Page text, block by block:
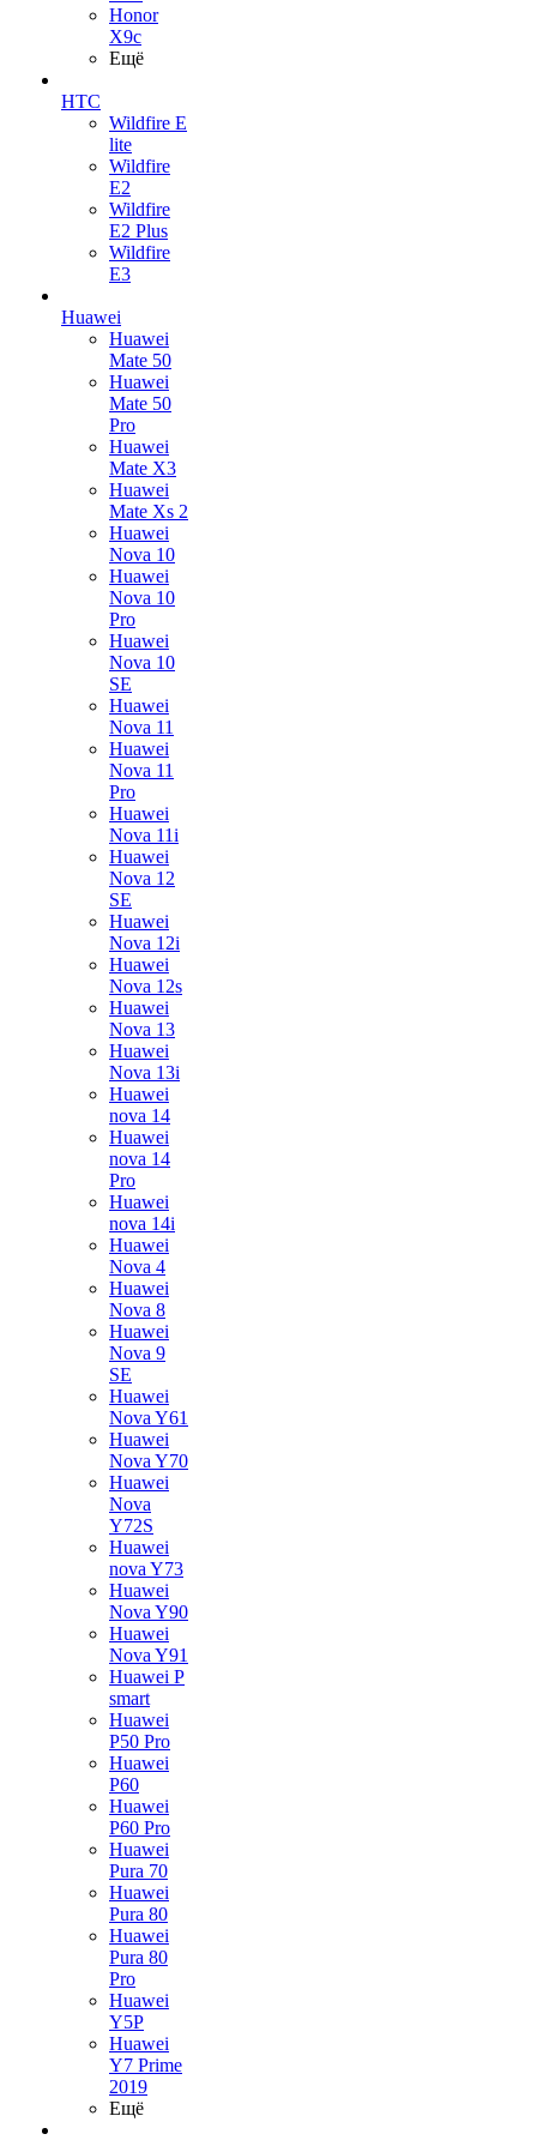
Honor
X9c
Ещё
HTC
Wildfire E
lite
Wildfire
E2
Wildfire
E2 Plus
Wildfire
E3
Huawei
Huawei
Mate 50
Huawei
Mate 50
Pro
Huawei
Mate X3
Huawei
Mate Xs 2
Huawei
Nova 10
Huawei
Nova 10
Pro
Huawei
Nova 10
SE
Huawei
Nova 11
Huawei
Nova 11
Pro
Huawei
Nova 11i
Huawei
Nova 12
SE
Huawei
Nova 12i
Huawei
Nova 12s
Huawei
Nova 13
Huawei
Nova 13i
Huawei
nova 14
Huawei
nova 14
Pro
Huawei
nova 14i
Huawei
Nova 4
Huawei
Nova 8
Huawei
Nova 9
SE
Huawei
Nova Y61
Huawei
Nova Y70
Huawei
Nova
Y72S
Huawei
nova Y73
Huawei
Nova Y90
Huawei
Nova Y91
Huawei P
smart
Huawei
P50 Pro
Huawei
P60
Huawei
P60 Pro
Huawei
Pura 70
Huawei
Pura 80
Huawei
Pura 80
Pro
Huawei
Y5P
Huawei
Y7 Prime
2019
Ещё